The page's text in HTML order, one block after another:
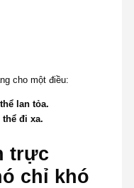
cho một điều:
lan tỏa.
đi xa.
trực
chỉ khó